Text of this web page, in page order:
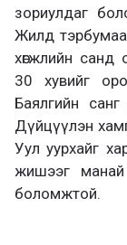
зориулдаг
Жилд
хөгжлийн санд
30 хувийг
Баялгийн
Дүйцүүлэн
Уул уурхайг
жишээг
боломжтой.